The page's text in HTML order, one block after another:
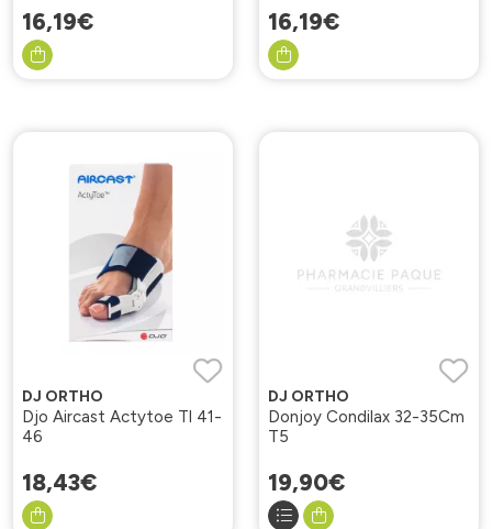
16,19€ 16,19€
DJ ORTHO
Djo Aircast Actytoe Tl 41-
46
18,43€
DJ ORTHO
Donjoy Condilax 32-35Cm
T5
19,90€